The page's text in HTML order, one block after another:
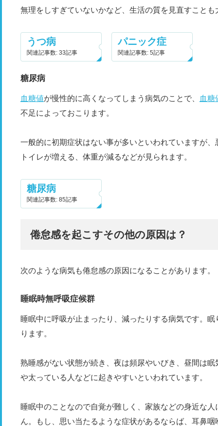
無理をしすぎていないかなど、生活の質を見直すことも
うつ病
関連記事数: 33記事
パニック症
関連記事数: 5記事
糖尿病
血糖値が慢性的に高くなってしまう病気のことで、
血糖
不足によっておこります。
一般的に初期症状はない事が多いといわれていますが
トイレが増える、体重が減るなどが見られます。
糖尿病
関連記事数: 85記事
倦怠感を起こすその他の原因は？
次のような病気も倦怠感の原因になることがあります。
睡眠時無呼吸症候群
睡眠中に呼吸が止まったり、減ったりする病気です。
ります。
熟睡感がない状態が続き、夜は頻尿やいびき、昼間は
や太っている人などに起きやすいといわれています。
睡眠中のことなので自覚が難しく、家族などの身近な
ん。もし、思い当たるような症状があるならば、耳鼻